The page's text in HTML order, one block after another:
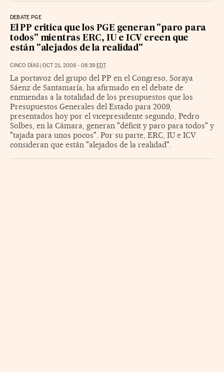
DEBATE PGE
El PP critica que los PGE generan "paro para
todos" mientras ERC, IU e ICV creen que
están "alejados de la realidad"
CINCO DÍAS | OCT 21, 2008 - 08:39 EDT
La portavoz del grupo del PP en el Congreso, Soraya
Sáenz de Santamaría, ha afirmado en el debate de
enmiendas a la totalidad de los presupuestos que los
Presupuestos Generales del Estado para 2009,
presentados hoy por el vicepresidente segundo, Pedro
Solbes, en la Cámara, generan "déficit y paro para todos" y
"tajada para unos pocos". Por su parte, ERC, IU e ICV
consideran que están "alejados de la realidad".